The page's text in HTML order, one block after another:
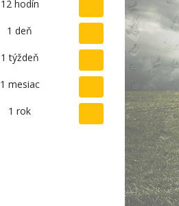
12 hodín
1 deň
1 týždeň
1 mesiac
1 rok